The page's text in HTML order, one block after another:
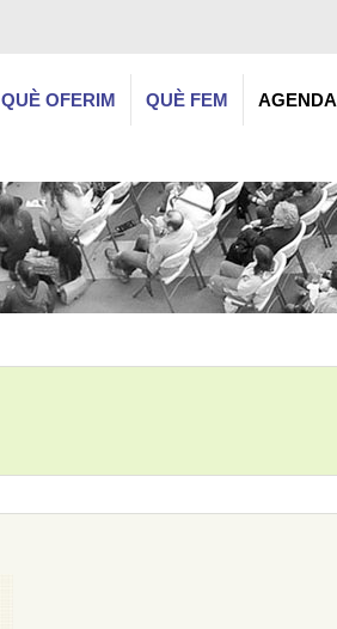
QUÈ OFERIM QUÈ FEM AGENDA